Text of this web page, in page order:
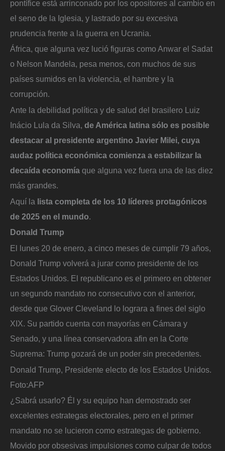
pontífice está arrinconado por los opositores al cambio en
el seno de la Iglesia, y lastrado por su excesiva
prudencia frente a la guerra en Ucrania.
África, que alguna vez lució figuras como Anwar el Sadat
o Nelson Mandela, pesa menos, con muchos de sus
países sumidos en la violencia, el hambre y la
corrupción.
Ante la debilidad política y de salud del brasilero Luiz
Inácio Lula da Silva, de América latina sólo es posible
destacar al presidente argentino Javier Milei, cuya
audaz política económica comienza a estabilizar la
decaída economía que alguna vez fuera una de las diez
más grandes.
Aquí la lista completa de los 10 líderes protagónicos
de 2025 en el mundo
Donald Trump
El lunes 20 de enero, a cinco meses de cumplir 79 años,
Donald Trump volverá a jurar como presidente de los
Estados Unidos. El republicano es el primero en obtener
un segundo mandato no consecutivo con el anterior,
desde que Glover Cleveland lo lograra a fines del siglo
XIX. Su partido cuenta con mayorías en Cámara y
Senado, y una línea conservadora afin en la Corte
Suprema: Trump gozará de un poder sin precedentes.
Donald Trump, Presidente electo de los Estados Unidos.
Foto:AFP
¿Sabrá usarlo? Él y su equipo han demostrado ser
excelentes estrategas electorales, pero en el primer
mandato no se lucieron como estrategas de gobierno.
Movido por obsesivas impulsiones como culpar de todos